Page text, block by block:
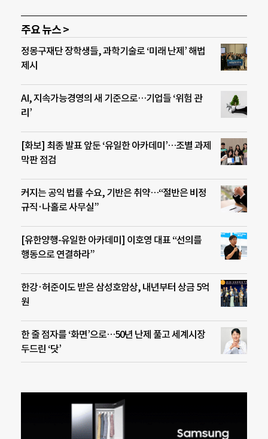
주요 뉴스 >
정몽구재단 장학생들, 과학기술로 ‘미래 난제’ 해법
제시
AI, 지속가능경영의 새 기준으로…기업들 ‘위험 관
리’
[화보] 최종 발표 앞둔 ‘유일한 아카데미’…조별 과제
막판 점검
커지는 공익 법률 수요, 기반은 취약…“절반은 비정
규직·나홀로 사무실”
[유한양행-유일한 아카데미] 이호영 대표 “선의를
행동으로 연결하라”
한강·허준이도 받은 삼성호암상, 내년부터 상금 5억
원
한 줄 점자를 ‘화면’으로…50년 난제 풀고 세계시장
두드린 ‘닷’